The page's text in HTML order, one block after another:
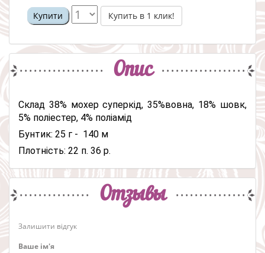
Купити Купить в 1 клик!
Опис
Склад 38% мохер суперкід, 35%вовна, 18% шовк,
5% поліестер, 4% поліамід
Бунтик: 25 г - 140 м
Плотність: 22 п. 36 р.
Отзывы
Залишити відгук
Ваше ім'я